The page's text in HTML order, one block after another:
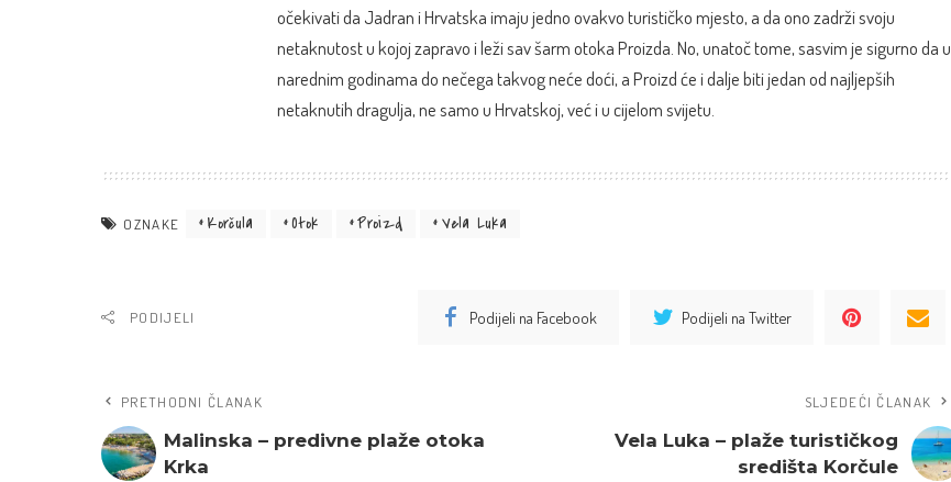
očekivati da Jadran i Hrvatska imaju jedno ovakvo turističko mjesto, a da ono zadrži svoju
netaknutost u kojoj zapravo i leži sav šarm otoka Proizda. No, unatoč tome, sasvim je sigurno da u
narednim godinama do nečega takvog neće doći, a Proizd će i dalje biti jedan od najljepših
netaknutih dragulja, ne samo u Hrvatskoj, već i u cijelom svijetu.
OZNAKE Korčula Otok Proizd Vela Luka
PODIJELI Podijeli na Facebook Podijeli na Twitter
PRETHODNI ČLANAK
Malinska – predivne plaže otoka
Krka
SLJEDEĆI ČLANAK
Vela Luka – plaže turističkog
središta Korčule